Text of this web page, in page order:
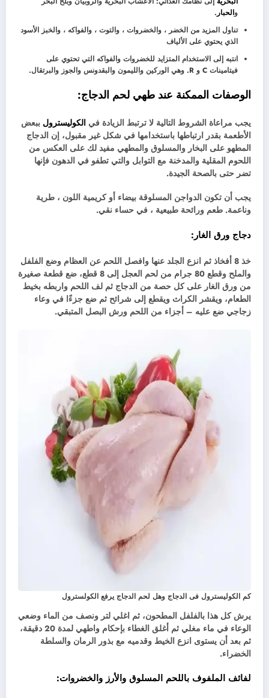
والحبار.
تناول المزيد من الخضر ، والخضروات ، والتوت ، والفواكه ، والخبز الأسود
الذي يحتوي على الألياف
انتبه إلى الاستخدام المتزايد للخضروات والفواكه التي تحتوي على
فيتامينات C و R. وهي الوركين والليمون والبقدونس والجوز والبرتقال.
الوصفات الممكنة عند طهي لحم الدجاج:
يجب مراعاة الشروط التالية لا ترتبط الزيادة في الكوليسترول ببعض
الأطعمة بقدر ارتباطها باستخدامها في شكل غير مقبول، إن الدجاج
المطهو ​​على البخار والمسلوق والمطهي مفيد لك على العكس من
اللحوم المقلية والمدخنة مع التوابل والتي تطفو في الدهون فإنها
تضر حتى بالصحة الجيدة.
يجب أن تكون الدواجن المسلوقة بيضاء أو كريمية اللون ، طرية
وناعمة. طعم ورائحة طبيعية ، في حساء نقي.
دجاج ورق الغار:
خذ 8 أفخاذ ثم انزع الجلد عنها وافصل اللحم عن العظام وضع الفلفل
والملح وقطع 80 جرام من لحم العجل إلى 8 قطع، ضع قطعة صغيرة
من ورق الغار على كل حصة من الدجاج ثم لف اللحم واربطه بخيط
الطعام، ويقشر الكراث ويقطع إلى شرائح ثم ضع جزءًا في وعاء
زجاجي ضع عليه – أجزاء من اللحم ورش البصل المتبقي.
كم الكوليسترول فى الدجاج وهل لحم الدجاج يرفع الكولسترول
يرش كل هذا بالفلفل المطحون، ثم اغلي لتر ونصف من الماء وضعي
الوعاء في ماء مغلي ثم أغلق الغطاء بإحكام واطهي لمدة 20 دقيقة،
ثم بعد أن يستوى انزع الخيط وقدميه مع بذور الرمان والسلطة
الخضراء.
لفائف الملفوف باللحم المسلوق والأرز والخضروات: